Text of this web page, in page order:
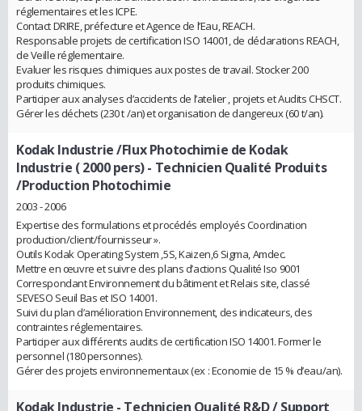
réglementaires et les ICPE.
Contact DRIRE, préfecture et Agence de l’Eau, REACH.
Responsable projets de certification ISO 14001, de déclarations REACH,
de Veille réglementaire.
Evaluer les risques chimiques aux postes de travail. Stocker 200
produits chimiques.
Participer aux analyses d’accidents de l’atelier , projets et Audits CHSCT.
Gérer les déchets (230 t /an) et organisation de dangereux (60 t/an).
Kodak Industrie /Flux Photochimie de Kodak
Industrie ( 2000 pers)- Technicien Qualité Produits
/Production Photochimie
2003 - 2006
Expertise des formulations et procédés employés Coordination
production/client/fournisseur ».
Outils Kodak Operating System ,5S, Kaizen,6 Sigma, Amdec.
Mettre en œuvre et suivre des plans d’actions Qualité Iso 9001
Correspondant Environnement du bâtiment et Relais site, classé
SEVESO Seuil Bas et ISO 14001.
Suivi du plan d’amélioration Environnement, des indicateurs, des
contraintes réglementaires.
Participer aux différents audits de certification ISO 14001. Former le
personnel (180 personnes).
Gérer des projets environnementaux (ex : Economie de 15 % d’eau/an).
Kodak Industrie - Technicien Qualité R&D / Support